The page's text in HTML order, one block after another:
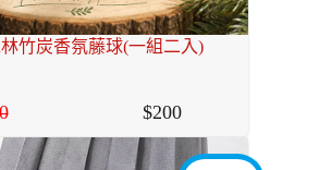
林竹炭香氛藤球(一組二入)
200